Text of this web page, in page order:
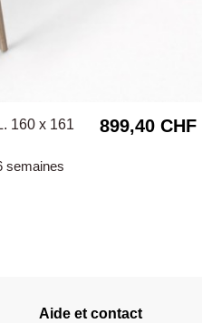
160 x 161
semaines
899,40 CHF
Aide et contact